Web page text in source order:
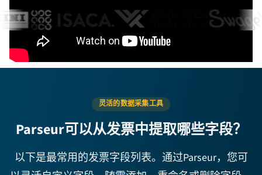
灵活的数据采集工具
Parseur可以从发票中提取哪些字段？
以下是最常用的发票字段列表。通过Parseur，您可